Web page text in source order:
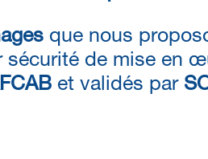
que nous
sécurité de mise en
et validés par